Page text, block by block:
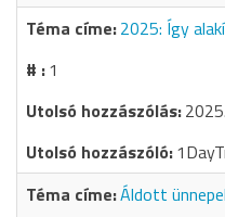
2025: Így
1
Áldott